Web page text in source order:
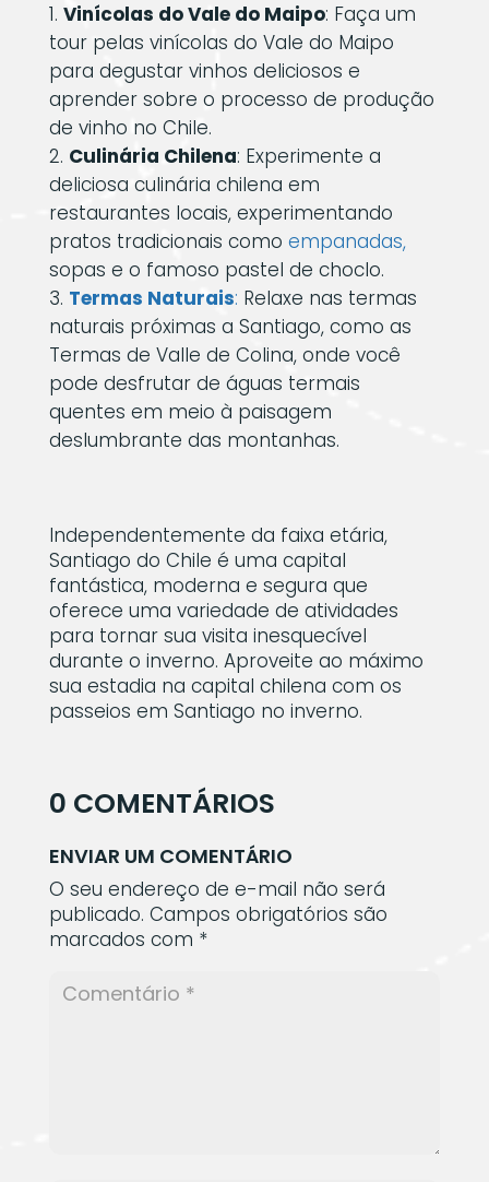
Vinícolas do Vale do Maipo: Faça um
tour pelas vinícolas do Vale do Maipo
para degustar vinhos deliciosos e
aprender sobre o processo de produção
de vinho no Chile.
Culinária Chilena: Experimente a
deliciosa culinária chilena em
restaurantes locais, experimentando
pratos tradicionais como empanadas,
sopas e o famoso pastel de choclo.
Termas Naturais: Relaxe nas termas
naturais próximas a Santiago, como as
Termas de Valle de Colina, onde você
pode desfrutar de águas termais
quentes em meio à paisagem
deslumbrante das montanhas.
Independentemente da faixa etária,
Santiago do Chile é uma capital
fantástica, moderna e segura que
oferece uma variedade de atividades
para tornar sua visita inesquecível
durante o inverno. Aproveite ao máximo
sua estadia na capital chilena com os
passeios em Santiago no inverno.
0 COMENTÁRIOS
ENVIAR UM COMENTÁRIO
O seu endereço de e-mail não será
publicado. Campos obrigatórios são
marcados com *